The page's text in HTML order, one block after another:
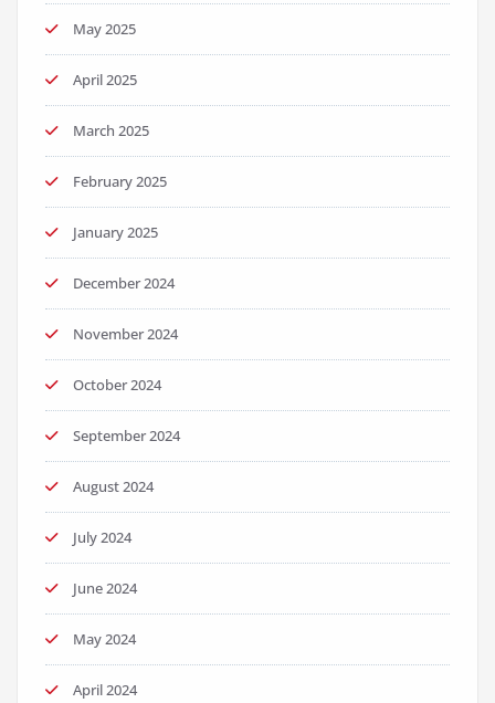
May 2025
April 2025
March 2025
February 2025
January 2025
December 2024
November 2024
October 2024
September 2024
August 2024
July 2024
June 2024
May 2024
April 2024